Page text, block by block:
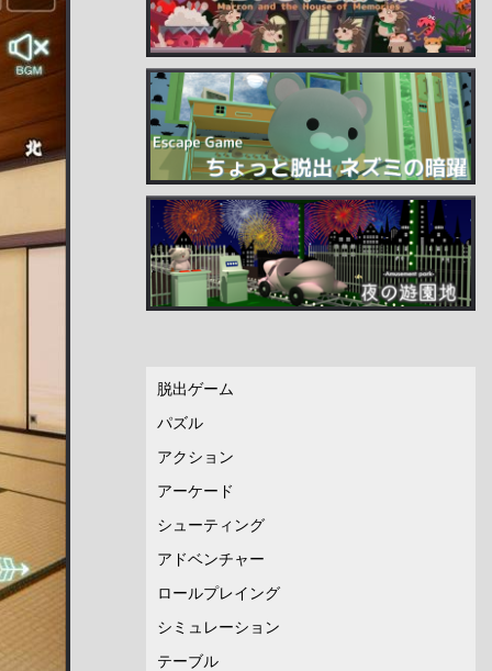
脱出ゲーム
パズル
アクション
アーケード
シューティング
アドベンチャー
ロールプレイング
シミュレーション
テーブル